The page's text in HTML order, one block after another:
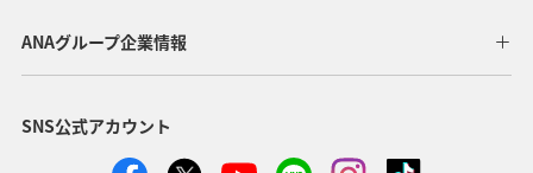
ANAトラベラーズ厳選 京丹後
山陰・四国エリア
ANAグループ企業情報
SNS公式アカウント